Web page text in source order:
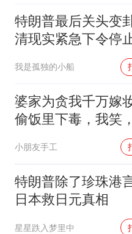
特朗普最后关头变
清现实紧急下令停
我是孤独的小船
婆家为贪我千万嫁
偷饭里下毒，我笑
小朋友手工
特朗普除了珍珠港
日本救日元真相
星星跌入梦里中